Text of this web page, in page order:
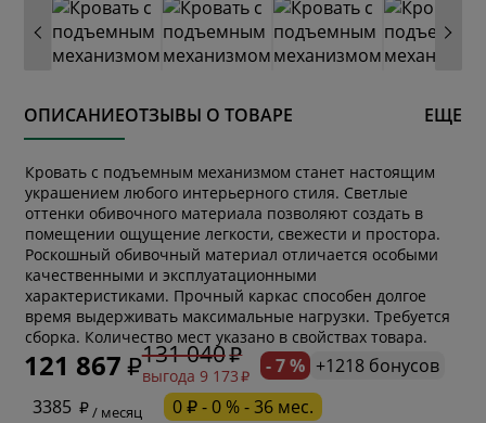
ОПИСАНИЕОТЗЫВЫ О ТОВАРЕ ЕЩЕ
Кровать с подъемным механизмом станет настоящим
украшением любого интерьерного стиля. Светлые
оттенки обивочного материала позволяют создать в
помещении ощущение легкости, свежести и простора.
Роскошный обивочный материал отличается особыми
качественными и эксплуатационными
характеристиками. Прочный каркас способен долгое
время выдерживать максимальные нагрузки. Требуется
сборка. Количество мест указано в свойствах товара.
121 867 131 040
выгода 9 173 - 7 % +1218 бонусов
3385
/ месяц 0 ₽ - 0 % - 36 мес.
* обязательное поле
* необязательное поле